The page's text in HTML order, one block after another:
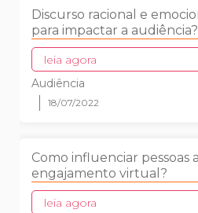
Discurso racional e
para impactar a audiência?
leia agora
Audiência
18/07/2022
Como influenciar pessoas
engajamento virtual?
leia agora